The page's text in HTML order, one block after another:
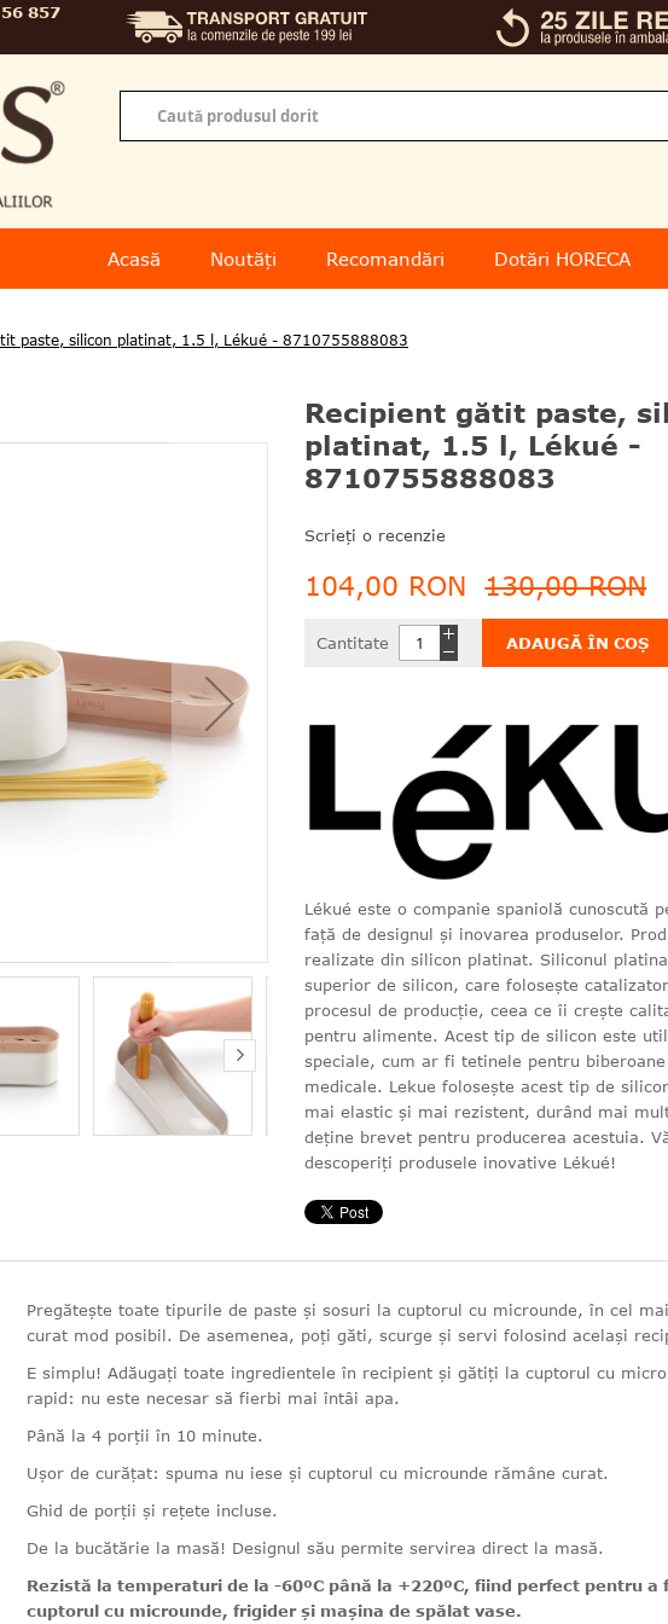
857
Acasă Noutăți Recomandări Dotări HORECA
paste, silicon platinat, 1.5 l, Lékué - 8710755888083
Recipient gătit paste,
platinat, 1.5 l, Lékué -
8710755888083
Scrieți o recenzie
104,00 RON 130,00 RON
Cantitate ADAUGĂ ÎN COȘ
Lékué este o companie spaniolă cunoscută
față de designul și inovarea produselor.
realizate din silicon platinat. Siliconul
superior de silicon, care folosește
procesul de producție, ceea ce îi crește
pentru alimente. Acest tip de silicon este
speciale, cum ar fi tetinele pentru
medicale. Lekue folosește acest tip de
mai elastic și mai rezistent, durând mai
deține brevet pentru producerea acestuia.
descoperiți produsele inovative Lékué!
Pregătește toate tipurile de paste și sosuri la cuptorul cu microunde, în cel
curat mod posibil. De asemenea, poți găti, scurge și servi folosind același
E simplu! Adăugați toate ingredientele în recipient și gătiți la cuptorul cu
rapid: nu este necesar să fierbi mai întâi apa.
Până la 4 porții în 10 minute.
Ușor de curățat: spuma nu iese și cuptorul cu microunde rămâne curat.
Ghid de porții și rețete incluse.
De la bucătărie la masă! Designul său permite servirea direct la masă.
Rezistă la temperaturi de la -60ºC până la +220ºC, fiind perfect pentru a
cuptorul cu microunde, frigider și mașina de spălat vase.